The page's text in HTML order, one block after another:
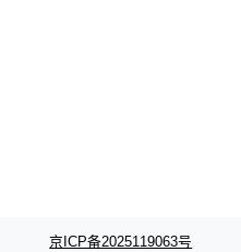
京ICP备2025119063号